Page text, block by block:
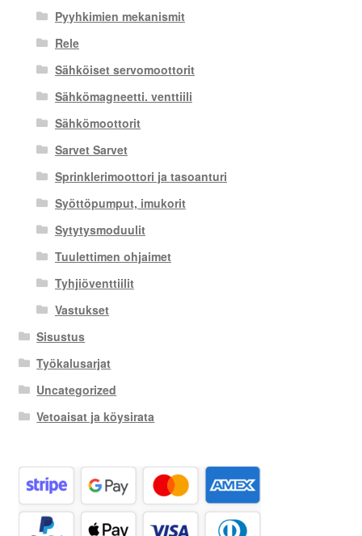
Pyyhkimien mekanismit
Rele
Sähköiset servomoottorit
Sähkömagneetti. venttiili
Sähkömoottorit
Sarvet Sarvet
Sprinklerimoottori ja tasoanturi
Syöttöpumput, imukorit
Sytytysmoduulit
Tuulettimen ohjaimet
Tyhjiöventtiilit
Vastukset
Sisustus
Työkalusarjat
Uncategorized
Vetoaisat ja köysirata